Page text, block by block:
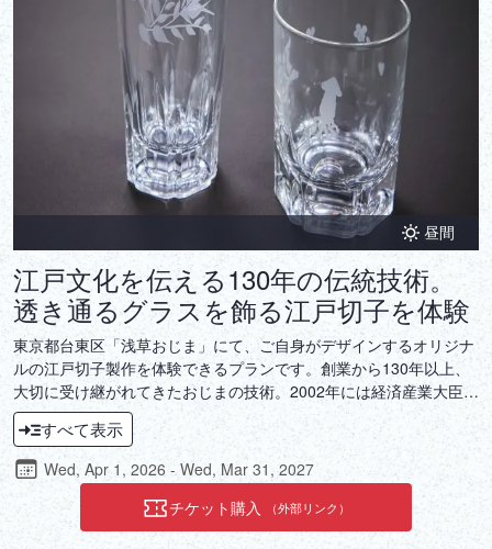
昼間
江戸文化を伝える130年の伝統技術。
透き通るグラスを飾る江戸切子を体験
東京都台東区「浅草おじま」にて、ご自身がデザインするオリジナ
ルの江戸切子製作を体験できるプランです。創業から130年以上、
大切に受け継がれてきたおじまの技術。2002年には経済産業大臣指
定伝統工芸品にも選ばれるほど高く評価された江戸切子の伝統に触
れ、ご自身のデザインに職人の技術で命を吹き込まれる体験をして
下さい。
すべて表示
Wed, Apr 1, 2026 - Wed, Mar 31, 2027
チケット購入
（外部リンク）